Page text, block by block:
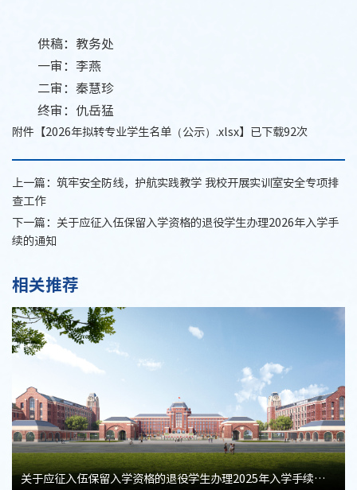
供稿：教务处
一审：李燕
二审：秦慧珍
终审：仇岳猛
附件【2026年拟转专业学生名单（公示）.xlsx】已下载92次
上一篇： 筑牢安全防线，护航实践教学 我校开展实训室安全专项排
查工作
下一篇： 关于应征入伍保留入学资格的退役学生办理2026年入学手
续的通知
相关推荐
关于应征入伍保留入学资格的退役学生办理2025年入学手续的通知